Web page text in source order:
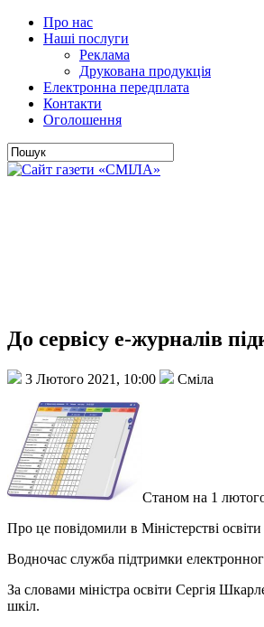
Про нас
Наші послуги
Реклама
Друкована продукція
Електронна передплата
Контакти
Оголошення
До сервісу е-журналів
3 Лютого 2021, 10:00 Сміла
Станом на 1
Про це повідомили в Міністерстві
Водночас служба підтримки
За словами міністра освіти Сергія
шкіл.